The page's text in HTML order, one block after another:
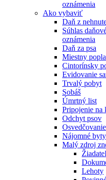
oznámenia
Ako vybaviť
Daň z
Súhlas
oznámenia
Daň za psa
Miestny
Cintorínsky
Evidovanie
Trvalý pobyt
Sobáš
Úmrtný list
Pripojenie na
Odchyt psov
Nájomné byty
Malý zdroj
Lehoty